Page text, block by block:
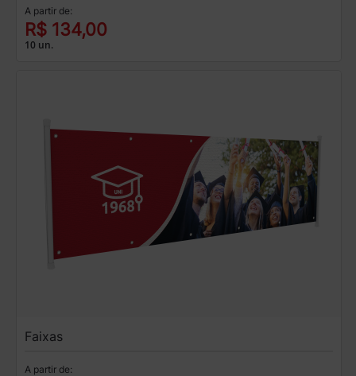
A partir de:
R$ 134,00
10 un.
Faixas
A partir de: